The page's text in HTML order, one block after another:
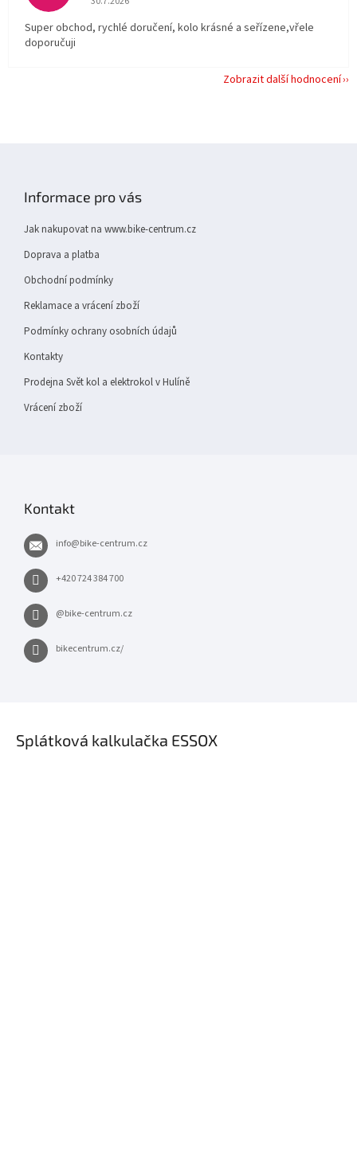
Super obchod, rychlé doručení, kolo krásné a seřízene,vřele
doporučuji
Zobrazit další hodnocení
Informace pro vás
Jak nakupovat na www.bike-centrum.cz
Doprava a platba
Obchodní podmínky
Reklamace a vrácení zboží
Podmínky ochrany osobních údajů
Kontakty
Prodejna Svět kol a elektrokol v Hulíně
Vrácení zboží
Kontakt
info@bike-centrum.cz
+420 724 384 700
@bike-centrum.cz
bikecentrum.cz/
Splátková kalkulačka ESSOX